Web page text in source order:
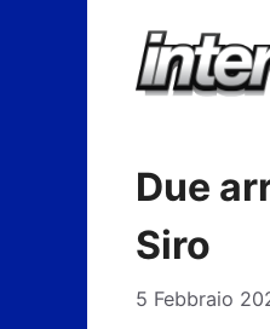
Due
Siro
5 Febbraio